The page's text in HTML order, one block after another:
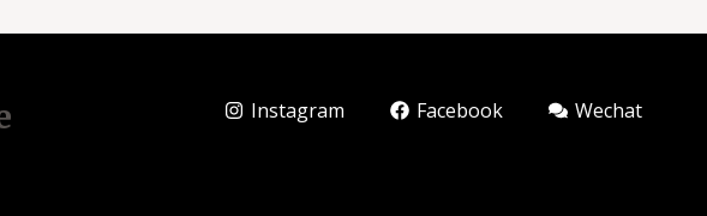
Instagram Facebook Wechat